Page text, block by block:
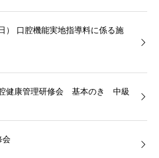
口腔機能実地指導料に係る施
健康管理研修会 基本のき 中級
会